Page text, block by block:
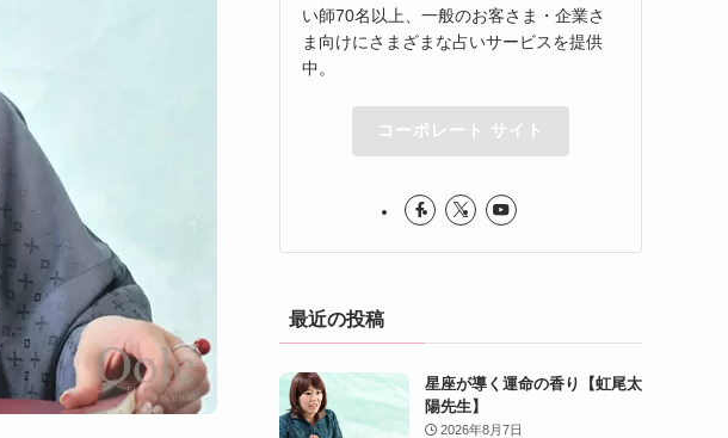
い師70名以上、一般のお客さま・企業さ
ま向けにさまざまな占いサービスを提供
中。
コーポレート サイト
最近の投稿
星座が導く運命の香り【虹尾太
陽先生】
2026年8月7日